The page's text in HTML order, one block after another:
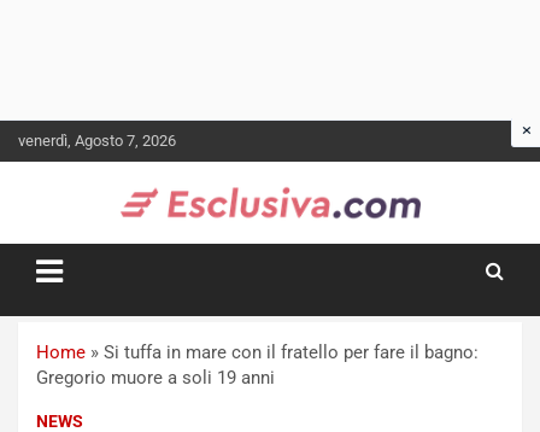
to
venerdì, Agosto 7, 2026
Home » Si tuffa in mare con il fratello per fare il bagno:
Gregorio muore a soli 19 anni
NEWS